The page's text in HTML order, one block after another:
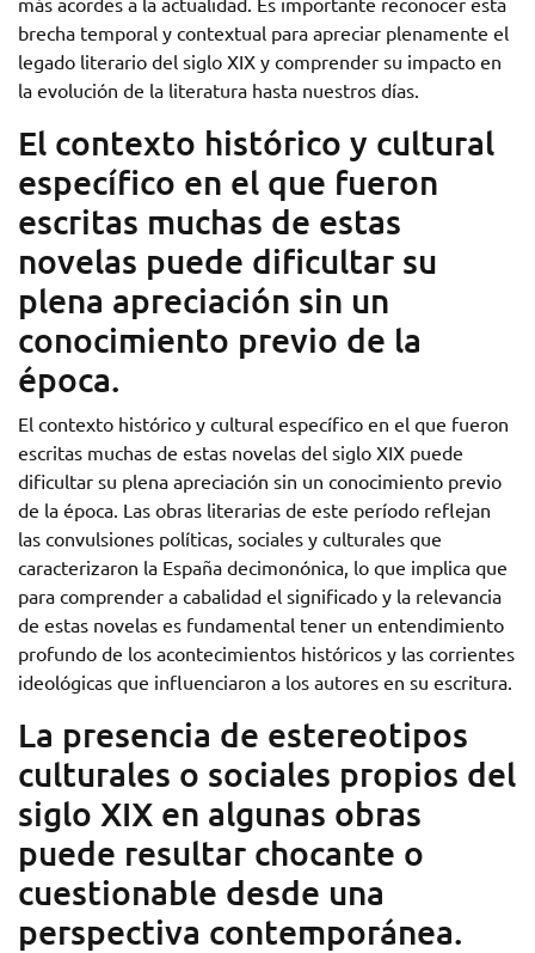
brecha temporal y contextual para apreciar plenamente el
legado literario del siglo XIX y comprender su impacto en
la evolución de la literatura hasta nuestros días.
El contexto histórico y cultural
específico en el que fueron
escritas muchas de estas
novelas puede dificultar su
plena apreciación sin un
conocimiento previo de la
época.
El contexto histórico y cultural específico en el que fueron
escritas muchas de estas novelas del siglo XIX puede
dificultar su plena apreciación sin un conocimiento previo
de la época. Las obras literarias de este período reflejan
las convulsiones políticas, sociales y culturales que
caracterizaron la España decimonónica, lo que implica que
para comprender a cabalidad el significado y la relevancia
de estas novelas es fundamental tener un entendimiento
profundo de los acontecimientos históricos y las corrientes
ideológicas que influenciaron a los autores en su escritura.
La presencia de estereotipos
culturales o sociales propios del
siglo XIX en algunas obras
puede resultar chocante o
cuestionable desde una
perspectiva contemporánea.